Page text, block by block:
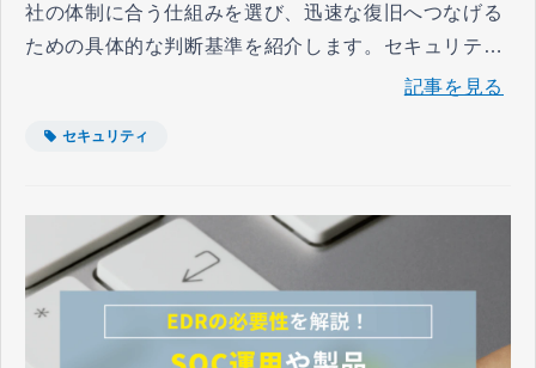
社の体制に合う仕組みを選び、迅速な復旧へつなげる
ための具体的な判断基準を紹介します。セキュリティ
体制を強化し、大切な資産を保護したい担当者に役立
記事を見る
セキュリティ